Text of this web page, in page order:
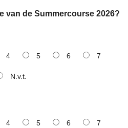
van de Summercourse 2026?
4 5 6 7
N.v.t.
4 5 6 7